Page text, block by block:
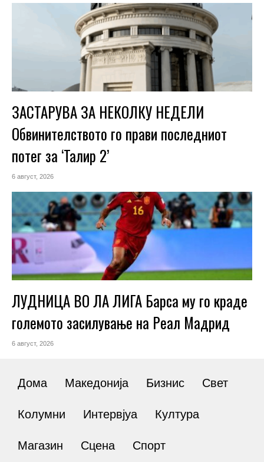
ЗАСТАРУВА ЗА НЕКОЛКУ НЕДЕЛИ
Обвинителството го прави последниот
потег за ‘Талир 2’
6 август, 2026
ЛУДНИЦА ВО ЛА ЛИГА Барса му го краде
големото засилување на Реал Мадрид
6 август, 2026
Дома Македонија Бизнис Свет
Колумни Интервјуа Култура
Магазин Сцена Спорт